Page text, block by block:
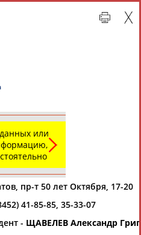
организации
спорта
или
пр-т 50 лет Октября, 17-20
41-85-85, 35-33-07
- ЩАВЕЛЕВ Александр